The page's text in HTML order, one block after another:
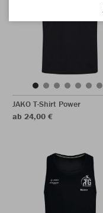
JAKO T-Shirt Power
ab 24,00 €